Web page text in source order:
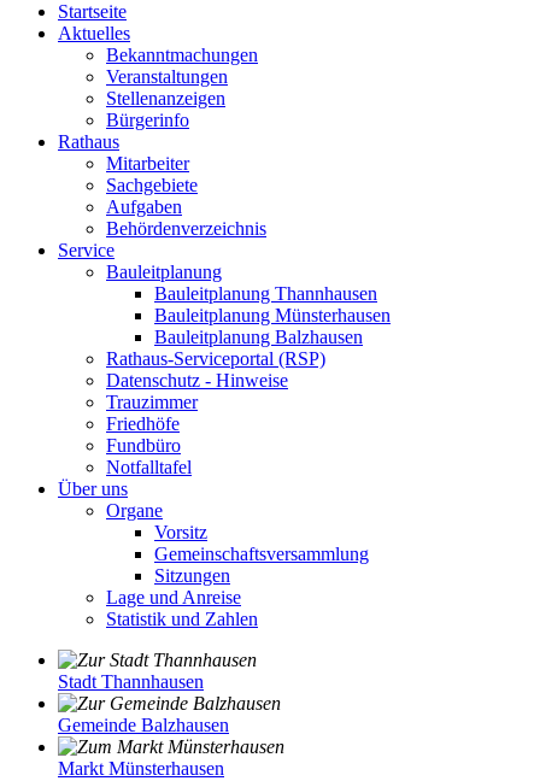
Startseite
Aktuelles
Bekanntmachungen
Veranstaltungen
Stellenanzeigen
Bürgerinfo
Rathaus
Mitarbeiter
Sachgebiete
Aufgaben
Behördenverzeichnis
Service
Bauleitplanung
Bauleitplanung Thannhausen
Bauleitplanung Münsterhausen
Bauleitplanung Balzhausen
Rathaus-Serviceportal (RSP)
Datenschutz - Hinweise
Trauzimmer
Friedhöfe
Fundbüro
Notfalltafel
Über uns
Organe
Vorsitz
Gemeinschaftsversammlung
Sitzungen
Lage und Anreise
Statistik und Zahlen
Stadt Thannhausen
Gemeinde Balzhausen
Markt Münsterhausen